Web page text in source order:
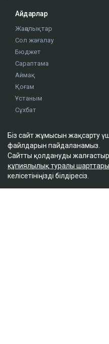
Айдарлар
Жаңалықтар
Сол жағалау
Бюджет
Сараптама
Аймақ
Қоғам
Ұстаным
Сұхбат
Редакция
Жоба туралы
Сайт ережелері
Сайттағы жарнама
Байланыс
Біз сайт жұмысын жақсарту
файлдарын пайдаланамыз.
Сайтты қолдануды
құпиялылық туралы
келісетініңізді білдіресіз.